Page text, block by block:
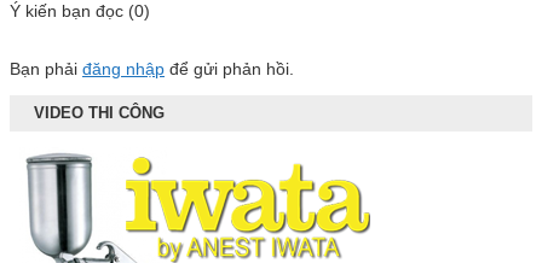
Ý kiến bạn đọc (0)
Bạn phải đăng nhập để gửi phản hồi.
VIDEO THI CÔNG